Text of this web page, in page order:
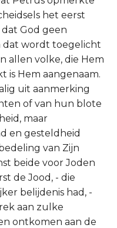
het eerst
dat God geen
dat wordt toegelicht
allen volke, die Hem
is Hem aangenaam.
uit aanmerking
of van hun blote
maar
en gesteldheid
van Zijn
beide voor Joden
de Jood, - die
belijdenis had, -
aan zulke
ontkomen aan de